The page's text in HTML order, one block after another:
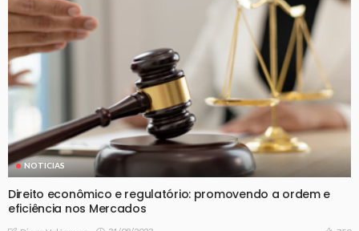
NOTICIAS
Direito econômico e regulatório: promovendo a ordem e
eficiência nos Mercados